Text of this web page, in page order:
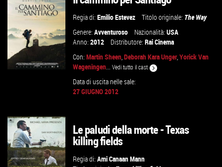
VAI ALLA SCHEDA
Regia di:Emilio Estevez Titolo originale: The Way
Genere:Avventuroso Nazionalità:USA
Anno:2012 Distributore:Rai Cinema
Con:Martin Sheen,Deborah Kara Unger,Yorick Van
Wageningen...Vedi tutto il cast
Data di uscita nelle sale:
27 GIUGNO 2012
Le paludi della morte - Texas
killing fields
Regia di:Ami Canaan Mann